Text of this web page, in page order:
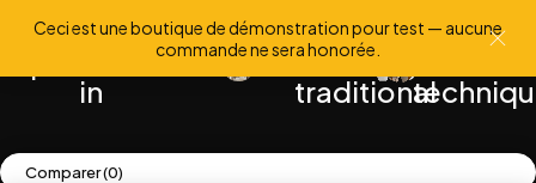
Ceci est une boutique de démonstration pour test — aucune
commande ne sera honorée.
Specializes
in
handcrafted
furniture,
blending
traditional
Comparer(0)